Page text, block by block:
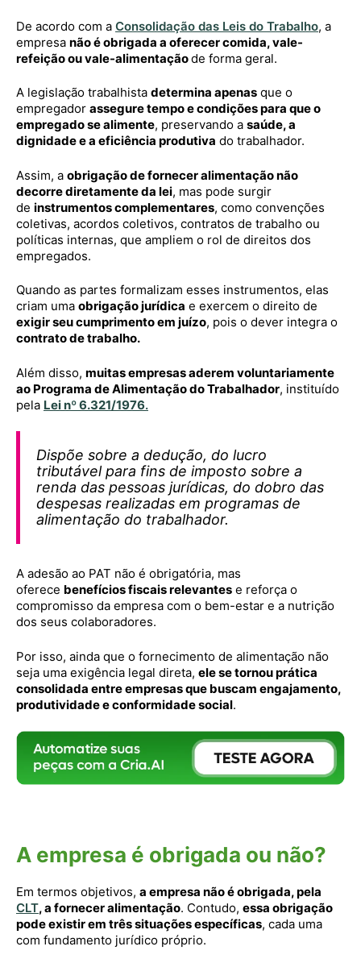
De acordo com a Consolidação das Leis do Trabalho, a
empresa não é obrigada a oferecer comida, vale-
refeição ou vale-alimentaçãode forma geral.
A legislação trabalhista determina apenas que o
empregador assegure tempo e condições para que o
empregado se alimente, preservando a saúde, a
dignidade e a eficiência produtiva do trabalhador.
Assim, a obrigação de fornecer alimentação não
decorre diretamente da lei, mas pode surgir
de instrumentos complementares, como convenções
coletivas, acordos coletivos, contratos de trabalho ou
políticas internas, que ampliem o rol de direitos dos
empregados.
Quando as partes formalizam esses instrumentos, elas
criam uma obrigação jurídica e exercem o direito de
exigir seu cumprimento em juízo, pois o dever integra o
contrato de trabalho.
Além disso, muitas empresas aderem voluntariamente
ao Programa de Alimentação do Trabalhador, instituído
pela Lei nº 6.321/1976.
Dispõe sobre a dedução, do lucro
tributável para fins de imposto sobre a
renda das pessoas jurídicas, do dobro das
despesas realizadas em programas de
alimentação do trabalhador.
A adesão ao PAT não é obrigatória, mas
oferece benefícios fiscais relevantes e reforça o
compromisso da empresa com o bem-estar e a nutrição
dos seus colaboradores.
Por isso, ainda que o fornecimento de alimentação não
seja uma exigência legal direta, ele se tornou prática
consolidada entre empresas que buscam engajamento,
produtividade e conformidade social.
A empresa é obrigada ou não?
Em termos objetivos, a empresa não é obrigada, pela
CLT, a fornecer alimentação. Contudo, essa obrigação
pode existir em três situações específicas, cada uma
com fundamento jurídico próprio.